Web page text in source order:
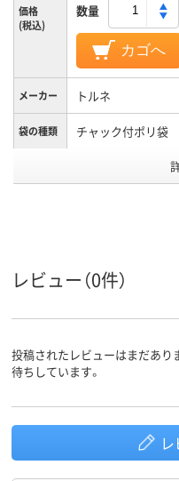
価格
(税込)
数量
カゴへ
メーカー トルネ
袋の種類 チャック付ポリ袋
商品環境
レビュー（0件）
投稿されたレビューはまだあり
待ちしています。